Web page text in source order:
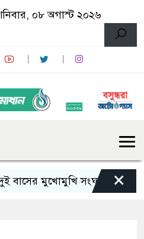
০৮ অগাস্ট ২০২৬
মুখোমুখি সংঘর্ষে নিহত বেড়ে ৯
×